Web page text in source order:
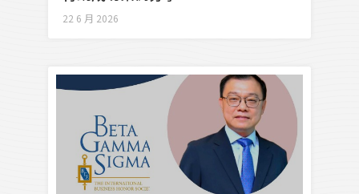
22 6 月 2026